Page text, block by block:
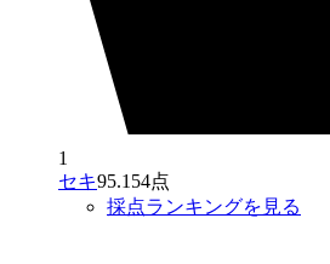
1
セキ95.154点
採点ランキングを見る